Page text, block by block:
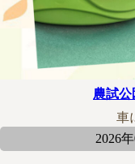
農試
車
2026